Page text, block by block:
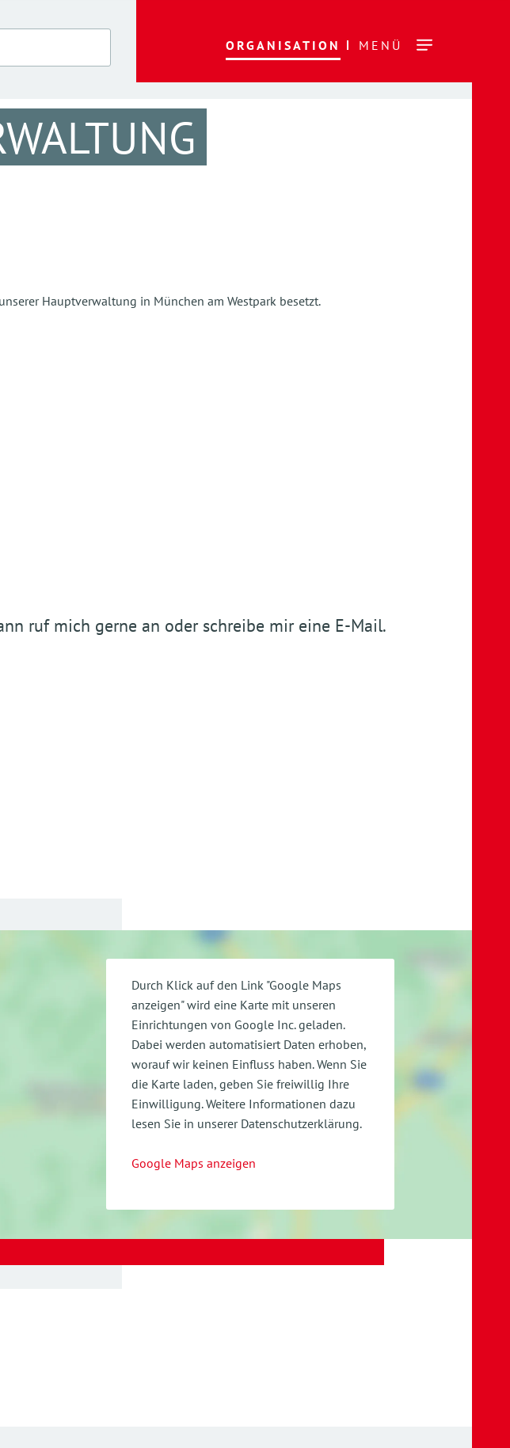
ORGANISATION MENÜ
Hauptverwaltung in München am Westpark besetzt.
ruf mich gerne an oder schreibe mir eine E-Mail.
Durch Klick auf den Link "Google Maps
anzeigen" wird eine Karte mit unseren
Einrichtungen von Google Inc. geladen.
Dabei werden automatisiert Daten erhoben,
worauf wir keinen Einfluss haben. Wenn Sie
die Karte laden, geben Sie freiwillig Ihre
Einwilligung. Weitere Informationen dazu
lesen Sie in unserer Datenschutzerklärung.
Google Maps anzeigen